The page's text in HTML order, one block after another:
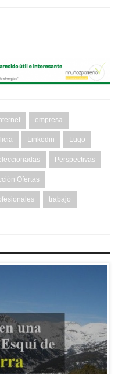
empresa
Linkedin Lugo
Perspectivas
Ofertas
trabajo